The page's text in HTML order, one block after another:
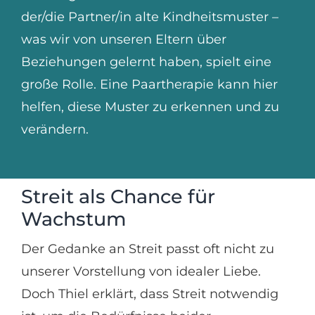
der/die Partner/in alte Kindheitsmuster –
was wir von unseren Eltern über
Beziehungen gelernt haben, spielt eine
große Rolle. Eine Paartherapie kann hier
helfen, diese Muster zu erkennen und zu
verändern.
Streit als Chance für
Wachstum
Der Gedanke an Streit passt oft nicht zu
unserer Vorstellung von idealer Liebe.
Doch Thiel erklärt, dass Streit notwendig